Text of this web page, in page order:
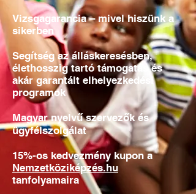
Vizsgagarancia – mivel hiszünk a
sikerben
Segítség az álláskeresésben,
élethosszig tartó támogatás és
akár garantált elhelyezkedési
programok
Magyar nyelvű szervezők és
ügyfélszolgálat
15%-os kedvezmény kupon a
Nemzetköziképzés.hu
tanfolyamaira